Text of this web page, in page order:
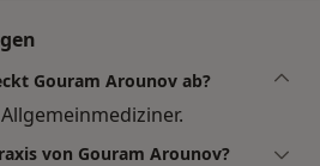
Gouram Arounov ab?
von Gouram Arounov?